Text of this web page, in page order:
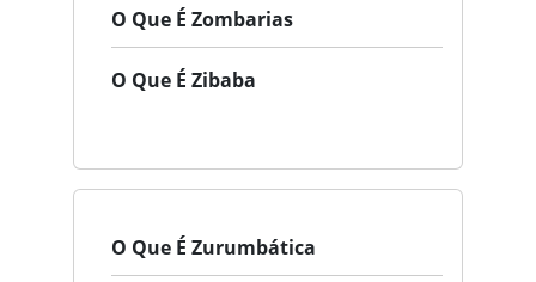
O Que É Zombarias
O Que É Zibaba
O Que É Zurumbática